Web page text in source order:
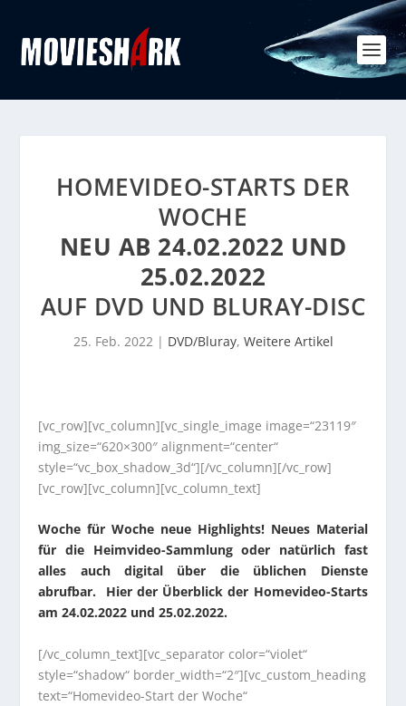
HOMEVIDEO-STARTS DER
WOCHE
NEU AB 24.02.2022 UND
25.02.2022
AUF DVD UND BLURAY-DISC
25. Feb. 2022| DVD/Bluray, Weitere Artikel
[vc_row][vc_column][vc_single_image image=“23119″
img_size=“620×300″ alignment=“center“
style=“vc_box_shadow_3d“][/vc_column][/vc_row]
[vc_row][vc_column][vc_column_text]
Woche für Woche neue Highlights! Neues Material
für die Heimvideo-Sammlung oder natürlich fast
alles auch digital über die üblichen Dienste
abrufbar. Hier der Überblick der Homevideo-Starts
am 24.02.2022 und 25.02.2022.
[/vc_column_text][vc_separator color=“violet“
style=“shadow“ border_width=“2″][vc_custom_heading
text=“Homevideo-Start der Woche“